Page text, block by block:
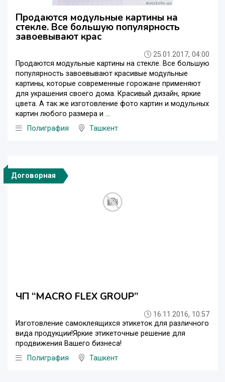
Продаются модульные картины на
стекле. Все большую популярность
завоевывают крас
25.01.2017, 04:00
Продаются модульные картины на стекле. Все большую
популярность завоевывают красивые модульные
картины, которые современные горожане применяют
для украшения своего дома. Красивый дизайн, яркие
цвета. А так же изготовление фото картин и модульных
картин любого размера и ...
Полиграфия
Ташкент
Договорная
ЧП “MACRO FLEX GROUP”
16.11.2016, 10:57
Изготовление самоклеящихся этикеток для различного
вида продукции!Яркие этикеточные решение для
продвижения Вашего бизнеса!
Полиграфия
Ташкент